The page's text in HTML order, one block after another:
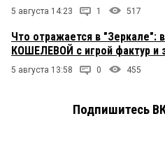
5 августа 14:23 1 517
Что отражается в "Зеркале":
КОШЕЛЕВОЙ с игрой фактур и
5 августа 13:58 0 455
Подпишитесь